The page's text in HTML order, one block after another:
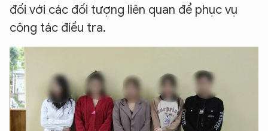
đối với các đối tượng liên quan để phục vụ
công tác điều tra.